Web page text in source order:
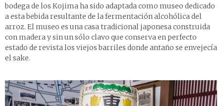
bodega de los Kojima ha sido adaptada como museo dedicado
a esta bebida resultante de la fermentación alcohólica del
arroz. El museo es una casa tradicional japonesa construida
con madera y sin un sólo clavo que conserva en perfecto
estado de revista los viejos barriles donde antaño se envejecía
el sake.